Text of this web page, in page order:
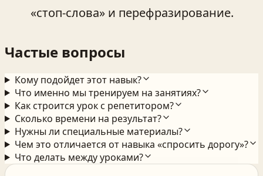
«стоп-слова» и перефразирование.
Частые вопросы
Кому подойдет этот навык?
Что именно мы тренируем на занятиях?
Как строится урок с репетитором?
Сколько времени на результат?
Нужны ли специальные материалы?
Чем это отличается от навыка «спросить дорогу»?
Что делать между уроками?